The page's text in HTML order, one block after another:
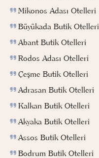
Mikonos Adası Otelleri
Büyükada Butik Otelleri
Abant Butik Otelleri
Rodos Adası Otelleri
Çeşme Butik Otelleri
Adrasan Butik Otelleri
Kalkan Butik Otelleri
Akyaka Butik Otelleri
Assos Butik Otelleri
Bodrum Butik Otelleri